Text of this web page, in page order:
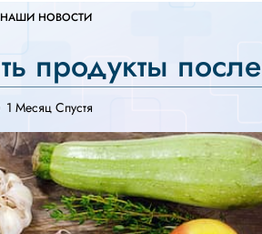
НАШИ НОВОСТИ
продукты
1 Месяц Спустя